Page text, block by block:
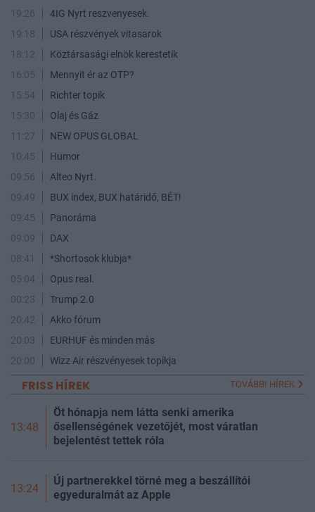
19:26
4IG Nyrt reszvenyesek.
19:18
USA részvények vitasarok
18:12
Köztársasági elnök kerestetik
16:05
Mennyit ér az OTP?
15:54
Richter topik
15:30
Olaj és Gáz
11:27
NEW OPUS GLOBAL
10:45
Humor
09:56
Alteo Nyrt.
09:49
BUX index, BUX határidő, BÉT!
09:45
Panoráma
09:09
DAX
08:41
*Shortosok klubja*
05:04
Opus real.
00:23
Trump 2.0
20:42
Akko fórum
20:03
EURHUF és minden más
20:00
Wizz Air részvényesek topikja
FRISS HÍREK TOVÁBBI HÍREK
13:48
Öt hónapja nem látta senki amerika
ősellenségének vezetőjét, most váratlan
bejelentést tettek róla
13:24
Új partnerekkel törné meg a beszállítói
egyeduralmát az Apple